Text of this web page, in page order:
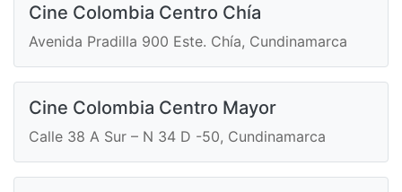
Cine Colombia Centro Chía
Avenida Pradilla 900 Este. Chía, Cundinamarca
Cine Colombia Centro Mayor
Calle 38 A Sur – N 34 D -50, Cundinamarca